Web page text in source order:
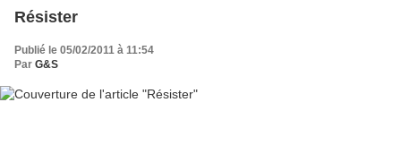
Résister
Publié le 05/02/2011 à 11:54
Par G&S